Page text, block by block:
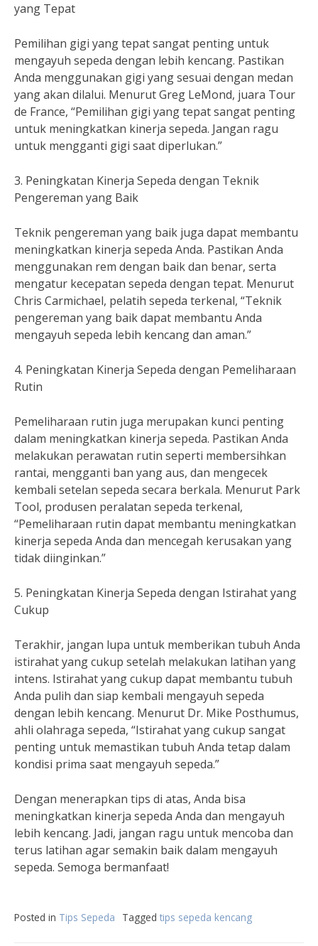
yang Tepat
Pemilihan gigi yang tepat sangat penting untuk
mengayuh sepeda dengan lebih kencang. Pastikan
Anda menggunakan gigi yang sesuai dengan medan
yang akan dilalui. Menurut Greg LeMond, juara Tour
de France, “Pemilihan gigi yang tepat sangat penting
untuk meningkatkan kinerja sepeda. Jangan ragu
untuk mengganti gigi saat diperlukan.”
3. Peningkatan Kinerja Sepeda dengan Teknik
Pengereman yang Baik
Teknik pengereman yang baik juga dapat membantu
meningkatkan kinerja sepeda Anda. Pastikan Anda
menggunakan rem dengan baik dan benar, serta
mengatur kecepatan sepeda dengan tepat. Menurut
Chris Carmichael, pelatih sepeda terkenal, “Teknik
pengereman yang baik dapat membantu Anda
mengayuh sepeda lebih kencang dan aman.”
4. Peningkatan Kinerja Sepeda dengan Pemeliharaan
Rutin
Pemeliharaan rutin juga merupakan kunci penting
dalam meningkatkan kinerja sepeda. Pastikan Anda
melakukan perawatan rutin seperti membersihkan
rantai, mengganti ban yang aus, dan mengecek
kembali setelan sepeda secara berkala. Menurut Park
Tool, produsen peralatan sepeda terkenal,
“Pemeliharaan rutin dapat membantu meningkatkan
kinerja sepeda Anda dan mencegah kerusakan yang
tidak diinginkan.”
5. Peningkatan Kinerja Sepeda dengan Istirahat yang
Cukup
Terakhir, jangan lupa untuk memberikan tubuh Anda
istirahat yang cukup setelah melakukan latihan yang
intens. Istirahat yang cukup dapat membantu tubuh
Anda pulih dan siap kembali mengayuh sepeda
dengan lebih kencang. Menurut Dr. Mike Posthumus,
ahli olahraga sepeda, “Istirahat yang cukup sangat
penting untuk memastikan tubuh Anda tetap dalam
kondisi prima saat mengayuh sepeda.”
Dengan menerapkan tips di atas, Anda bisa
meningkatkan kinerja sepeda Anda dan mengayuh
lebih kencang. Jadi, jangan ragu untuk mencoba dan
terus latihan agar semakin baik dalam mengayuh
sepeda. Semoga bermanfaat!
Posted in Tips Sepeda Tagged tips sepeda kencang